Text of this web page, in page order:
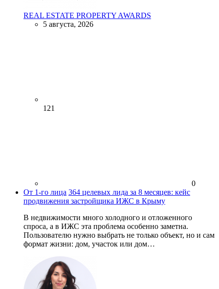
REAL ESTATE PROPERTY AWARDS
5 августа, 2026
121
0
От 1-го лица 364 целевых лида за 8 месяцев: кейс
продвижения застройщика ИЖС в Крыму
В недвижимости много холодного и отложенного
спроса, а в ИЖС эта проблема особенно заметна.
Пользователю нужно выбрать не только объект, но и сам
формат жизни: дом, участок или дом…